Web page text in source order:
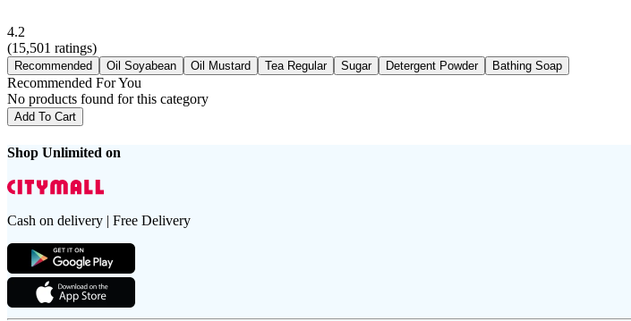
4.2
(15,501 ratings)
Recommended Oil Soyabean Oil Mustard Tea Regular Sugar Detergent Powder Bathing Soap
Recommended For You
No products found for this category
Add To Cart
Shop Unlimited on
Cash on delivery | Free Delivery